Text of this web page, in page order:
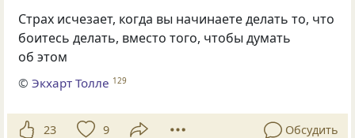
Страх исчезает, когда вы начинаете делать то, что
боитесь делать, вместо того, чтобы думать
об этом
©Экхарт Толле 129
23 9 Обсудить